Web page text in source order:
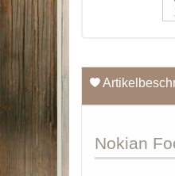
Nokian